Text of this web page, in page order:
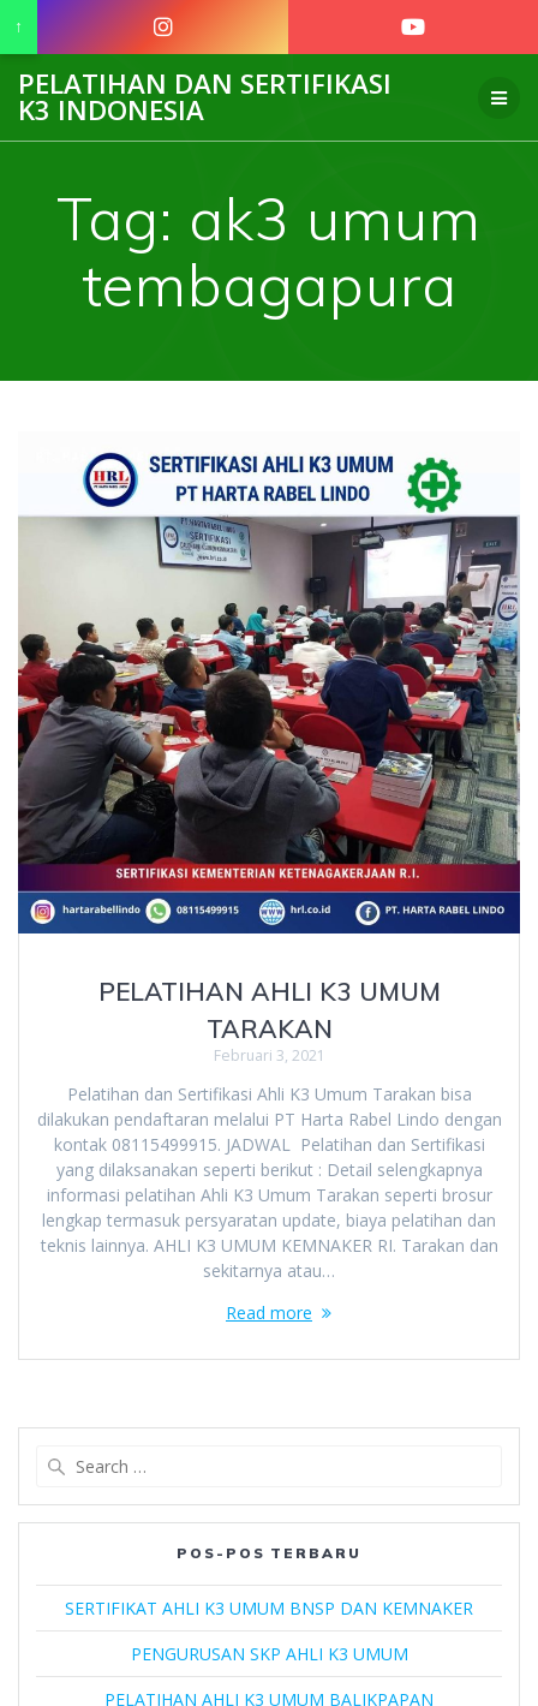
to
PELATIHAN DAN SERTIFIKASI
K3 INDONESIA
Tag: ak3 umum
tembagapura
PELATIHAN AHLI K3 UMUM
TARAKAN
Februari 3, 2021
Pelatihan dan Sertifikasi Ahli K3 Umum Tarakan bisa
dilakukan pendaftaran melalui PT Harta Rabel Lindo dengan
kontak 08115499915. JADWAL Pelatihan dan Sertifikasi
yang dilaksanakan seperti berikut : Detail selengkapnya
informasi pelatihan Ahli K3 Umum Tarakan seperti brosur
lengkap termasuk persyaratan update, biaya pelatihan dan
teknis lainnya. AHLI K3 UMUM KEMNAKER RI. Tarakan dan
sekitarnya atau…
Read more
POS-POS TERBARU
SERTIFIKAT AHLI K3 UMUM BNSP DAN KEMNAKER
PENGURUSAN SKP AHLI K3 UMUM
PELATIHAN AHLI K3 UMUM BALIKPAPAN
↑